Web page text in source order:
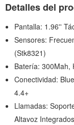
Detalles del
Pantalla: 1.96''
Sensores:
(Stk8321)
Batería: 300Mah,
Conectividad:
4.4+
Llamadas:
Altavoz Integrados